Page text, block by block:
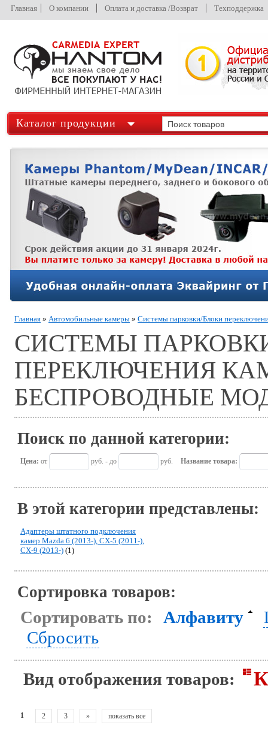
Главная О компании Оплата и доставка /Возврат Техподдержка
Каталог продукции
Главная » Автомобильные камеры » Системы парковки/Блоки
СИСТЕМЫ
ПЕРЕКЛЮЧЕНИЯ
БЕСПРОВОДНЫЕ
Поиск по данной категории:
Цена: от руб. - до руб. Название товара:
В этой категории представлены:
Адаптеры штатного подключения
камер Mazda 6 (2013-), CX-5 (2011-),
CX-9 (2013-) (1)
Сортировка товаров:
Сортировать по: Алфавиту
Сбросить
Вид отображения товаров:
1 2 3 » показать все